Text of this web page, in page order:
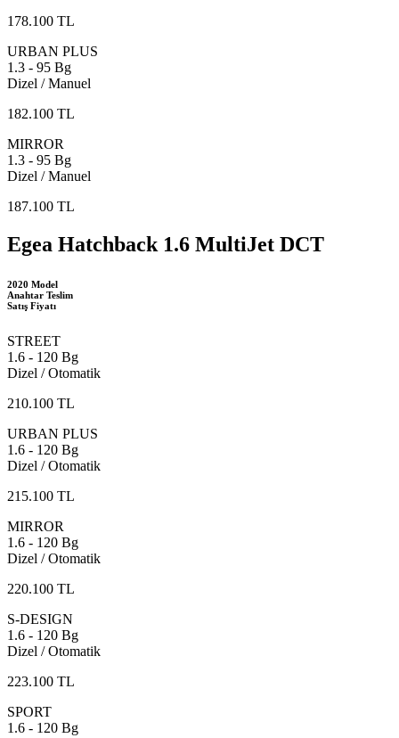
178.100 TL
URBAN PLUS
1.3 - 95 Bg
Dizel / Manuel
182.100 TL
MIRROR
1.3 - 95 Bg
Dizel / Manuel
187.100 TL
Egea Hatchback 1.6 MultiJet DCT
2020 Model
Anahtar Teslim
Satış Fiyatı
STREET
1.6 - 120 Bg
Dizel / Otomatik
210.100 TL
URBAN PLUS
1.6 - 120 Bg
Dizel / Otomatik
215.100 TL
MIRROR
1.6 - 120 Bg
Dizel / Otomatik
220.100 TL
S-DESIGN
1.6 - 120 Bg
Dizel / Otomatik
223.100 TL
SPORT
1.6 - 120 Bg